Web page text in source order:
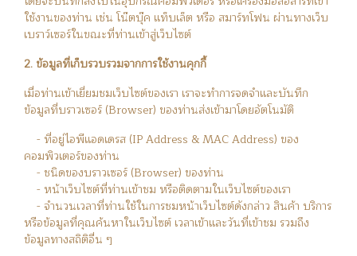
ใช้งานของท่าน เช่น โน๊ตบุ๊ค แท็บเล็ต หรือ สมาร์ทโฟน ผ่านทางเว็บ
เบราว์เซอร์ในขณะที่ท่านเข้าสู่เว็บไซต์
2. ข้อมูลที่เก็บรวบรวมจากการใช้งานคุกกี้
เมื่อท่านเข้าเยี่ยมชมเว็บไซต์ของเรา เราจะทำการจดจำและบันทึก
ข้อมูลที่บราวเซอร์ (Browser) ของท่านส่งเข้ามาโดยอัตโนมัติ
- ที่อยู่ไอพีแอดเดรส (IP Address & MAC Address) ของ
คอมพิวเตอร์ของท่าน
- ชนิดของบราวเซอร์ (Browser) ของท่าน
- หน้าเว็บไซต์ที่ท่านเข้าชม หรือติดตามในเว็บไซต์ของเรา
- จำนวนเวลาที่ท่านใช้ในการชมหน้าเว็บไซต์ดังกล่าว สินค้า บริการ
หรือข้อมูลที่คุณค้นหาในเว็บไซต์ เวลาเข้าและวันที่เข้าชม รวมถึง
ข้อมูลทางสถิติอื่น ๆ